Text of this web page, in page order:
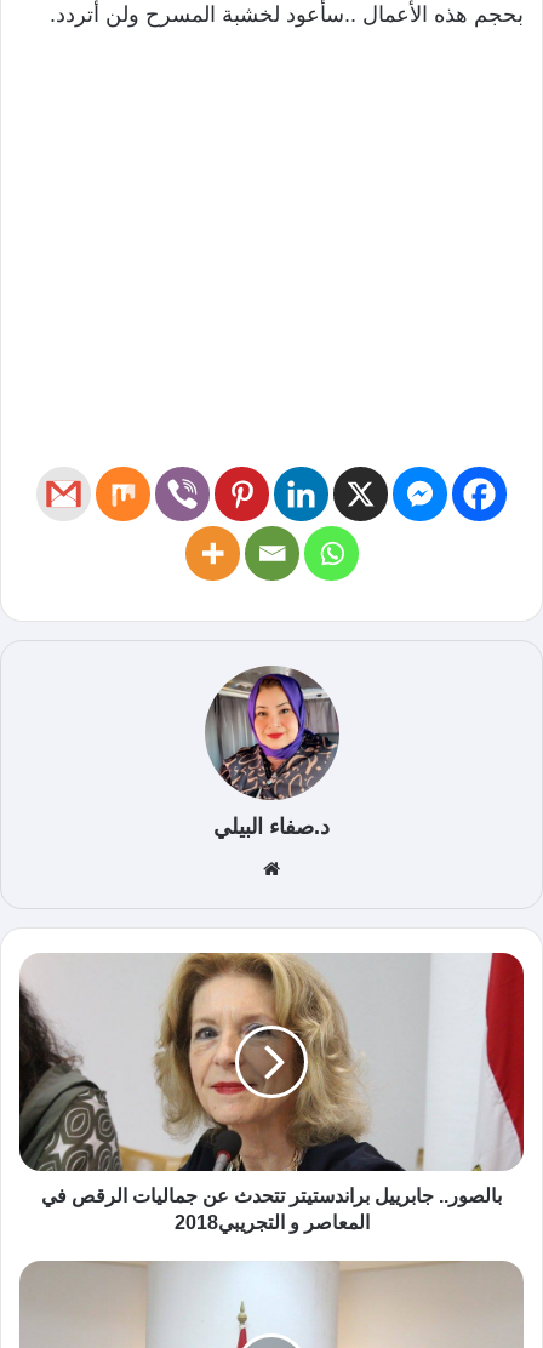
بحجم هذه الأعمال ..سأعود لخشبة المسرح ولن أتردد.
د.صفاء البيلي
الوي
ب
بالصور.. جابرييل براندستيتر تتحدث عن جماليات الرقص في
المعاصر و التجريبي2018